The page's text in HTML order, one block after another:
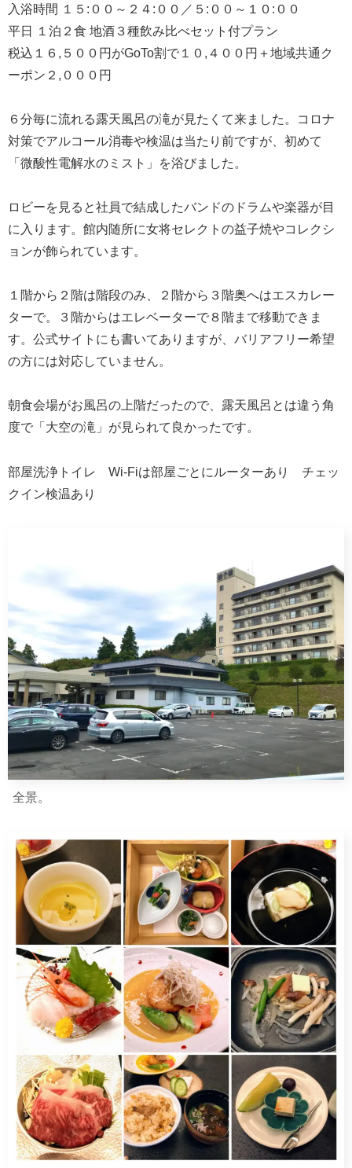
入浴時間 １５:００～２４:００／５:００～１０:００
平日 １泊２食 地酒３種飲み比べセット付プラン
税込１６,５００円がGoTo割で１０,４００円＋地域共通ク
ーポン２,０００円
６分毎に流れる露天風呂の滝が見たくて来ました。コロナ
対策でアルコール消毒や検温は当たり前ですが、初めて
「微酸性電解水のミスト」を浴びました。
ロビーを見ると社員で結成したバンドのドラムや楽器が目
に入ります。館内随所に女将セレクトの益子焼やコレクシ
ョンが飾られています。
１階から２階は階段のみ、２階から３階奥へはエスカレー
ターで。３階からはエレベーターで８階まで移動できま
す。公式サイトにも書いてありますが、バリアフリー希望
の方には対応していません。
朝食会場がお風呂の上階だったので、露天風呂とは違う角
度で「大空の滝」が見られて良かったです。
部屋洗浄トイレ Wi-Fiは部屋ごとにルーターあり チェッ
クイン検温あり
全景。